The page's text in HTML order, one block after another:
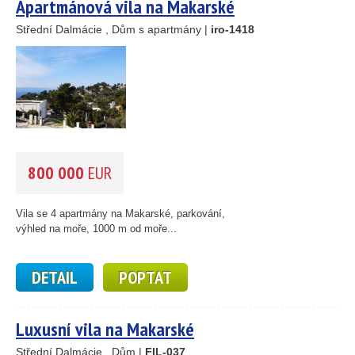
Apartmánová vila na Makarské
Střední Dalmácie , Dům s apartmány | iro-1418
800 000 EUR
Vila se 4 apartmány na Makarské, parkování,
výhled na moře, 1000 m od moře...
DETAIL POPTAT
Luxusní vila na Makarské
Střední Dalmácie , Dům | FIL-037